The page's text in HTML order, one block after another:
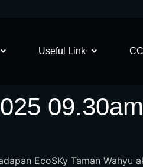
Useful Link
EcoSKy Taman Wahyu